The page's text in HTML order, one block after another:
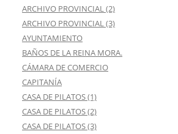
ARCHIVO PROVINCIAL (2)
ARCHIVO PROVINCIAL (3)
AYUNTAMIENTO
BAÑOS DE LA REINA MORA.
CÁMARA DE COMERCIO
CAPITANÍA
CASA DE PILATOS (1)
CASA DE PILATOS (2)
CASA DE PILATOS (3)